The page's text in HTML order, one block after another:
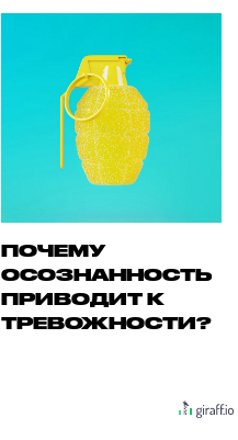
ПОЧЕМУ
ОСОЗНАННОСТЬ
ПРИВОДИТ К
ТРЕВОЖНОСТИ?